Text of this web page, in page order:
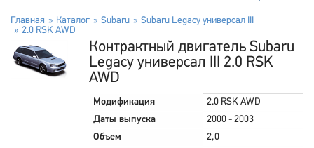
Главная Каталог Subaru
Subaru Legacy универсал III
2.0 RSK AWD
Контрактный двигатель Subaru
Legacy универсал III 2.0 RSK
AWD
Модификация
2.0 RSK AWD
Даты выпуска
2000 - 2003
Объем
2,0